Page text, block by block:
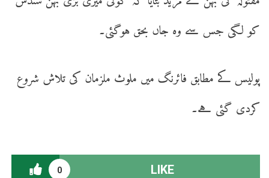
کو لگی جس سے وہ جاں بحق ہوگئی۔
پولیس کے مطابق فائرنگ میں ملوث ملزمان کی تلاش شروع
کردی گئی ہے۔
0 LIKE